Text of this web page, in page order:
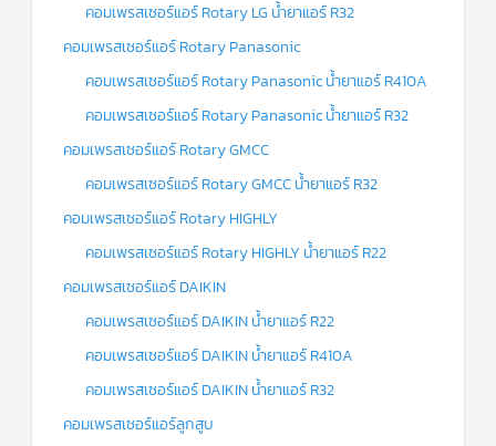
คอมเพรสเซอร์แอร์ Rotary LG น้ำยาแอร์ R32
คอมเพรสเซอร์แอร์ Rotary Panasonic
คอมเพรสเซอร์แอร์ Rotary Panasonic น้ำยาแอร์ R410A
คอมเพรสเซอร์แอร์ Rotary Panasonic น้ำยาแอร์ R32
คอมเพรสเซอร์แอร์ Rotary GMCC
คอมเพรสเซอร์แอร์ Rotary GMCC น้ำยาแอร์ R32
คอมเพรสเซอร์แอร์ Rotary HIGHLY
คอมเพรสเซอร์แอร์ Rotary HIGHLY น้ำยาแอร์ R22
คอมเพรสเซอร์แอร์ DAIKIN
คอมเพรสเซอร์แอร์ DAIKIN น้ำยาแอร์ R22
คอมเพรสเซอร์แอร์ DAIKIN น้ำยาแอร์ R410A
คอมเพรสเซอร์แอร์ DAIKIN น้ำยาแอร์ R32
คอมเพรสเซอร์แอร์ลูกสูบ